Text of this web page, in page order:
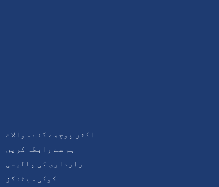
اکثر پوچھے گئے سوالات
ہم سے رابطہ کریں
رازداری کی پالیسی
کوکی سیٹنگز